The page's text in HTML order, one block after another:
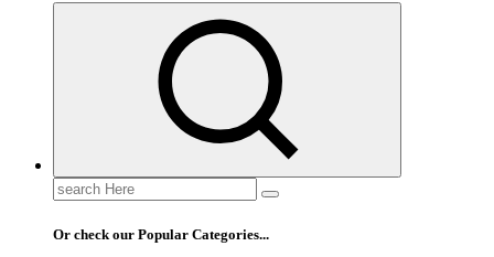
Search
for:
Or check our Popular Categories...